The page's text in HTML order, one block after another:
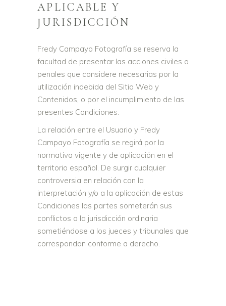
APLICABLE Y
JURISDICCIÓN
Fredy Campayo Fotografía se reserva la
facultad de presentar las acciones civiles o
penales que considere necesarias por la
utilización indebida del Sitio Web y
Contenidos, o por el incumplimiento de las
presentes Condiciones.
La relación entre el Usuario y Fredy
Campayo Fotografía se regirá por la
normativa vigente y de aplicación en el
territorio español. De surgir cualquier
controversia en relación con la
interpretación y/o a la aplicación de estas
Condiciones las partes someterán sus
conflictos a la jurisdicción ordinaria
sometiéndose a los jueces y tribunales que
correspondan conforme a derecho.